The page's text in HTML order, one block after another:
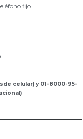
fijo
celular) y 01-8000-95-